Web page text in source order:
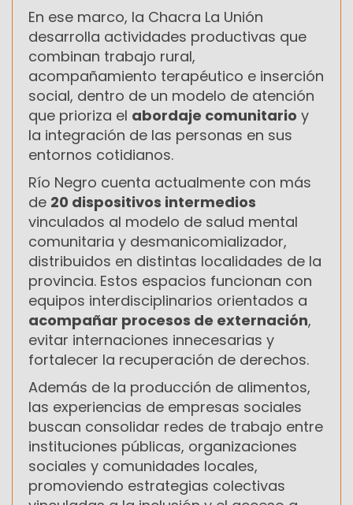
En ese marco, la Chacra La Unión
desarrolla actividades productivas que
combinan trabajo rural,
acompañamiento terapéutico e inserción
social, dentro de un modelo de atención
que prioriza el abordaje comunitario y
la integración de las personas en sus
entornos cotidianos.
Río Negro cuenta actualmente con más
de 20 dispositivos intermedios
vinculados al modelo de salud mental
comunitaria y desmanicomializador,
distribuidos en distintas localidades de la
provincia. Estos espacios funcionan con
equipos interdisciplinarios orientados a
acompañar procesos de externación,
evitar internaciones innecesarias y
fortalecer la recuperación de derechos.
Además de la producción de alimentos,
las experiencias de empresas sociales
buscan consolidar redes de trabajo entre
instituciones públicas, organizaciones
sociales y comunidades locales,
promoviendo estrategias colectivas